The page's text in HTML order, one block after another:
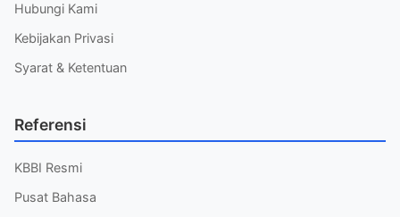
Hubungi Kami
Kebijakan Privasi
Syarat & Ketentuan
Referensi
KBBI Resmi
Pusat Bahasa